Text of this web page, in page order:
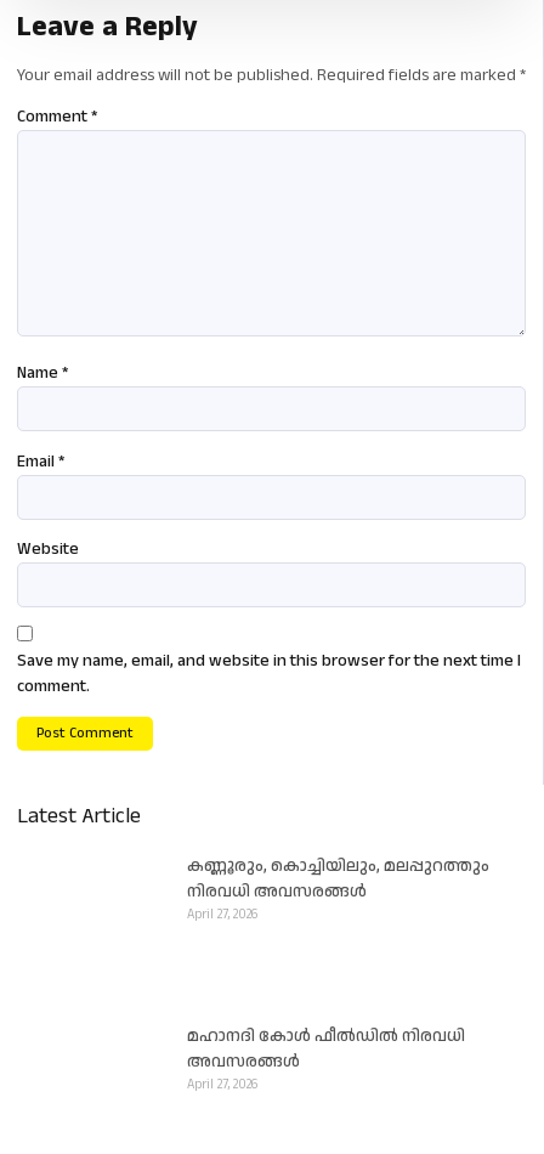
Leave a Reply
Your email address will not be published. Required fields are marked *
Comment*
Name *
Email *
Website
Save my name, email, and website in this browser for the next time I
comment.
Latest Article
കണ്ണൂരും, കൊച്ചിയിലും, മലപ്പുറത്തും
നിരവധി അവസരങ്ങൾ
April 27, 2026
മഹാനദി കോൾ ഫീൽഡിൽ നിരവധി
അവസരങ്ങൾ
April 27, 2026